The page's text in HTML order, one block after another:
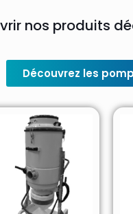
nos produits
Découvrez les